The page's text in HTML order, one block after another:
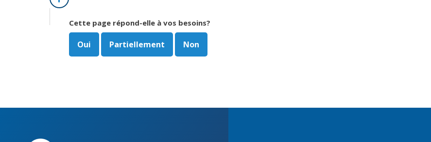
Cette page répond-elle à vos besoins?
Oui Partiellement Non